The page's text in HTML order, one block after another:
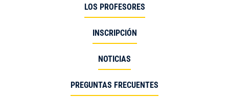
LOS PROFESORES
INSCRIPCIÓN
NOTICIAS
PREGUNTAS FRECUENTES